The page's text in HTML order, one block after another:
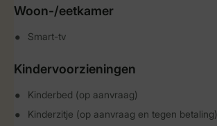
Woon-/eetkamer
Smart-tv
Kindervoorzieningen
Kinderbed (op aanvraag)
Kinderzitje (op aanvraag en tegen betaling)